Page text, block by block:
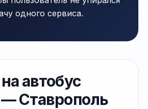
одного сервиса.
автобус
Ставрополь